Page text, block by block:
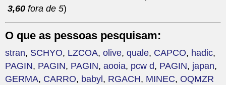
3,60 fora de 5)
O que as pessoas pesquisam:
stran, SCHYO, LZCOA, olive, quale, CAPCO, hadic,
PAGIN, PAGIN, PAGIN, aooia, pcw d, PAGIN, japan,
GERMA, CARRO, babyl , RGACH, MINEC, OQMZR